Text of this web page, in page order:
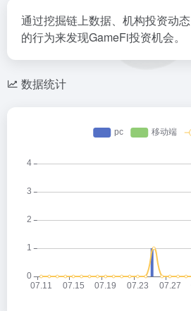
通过挖掘链上数据、机构投资动
的行为来发现GameFi投资机会。
数据统计